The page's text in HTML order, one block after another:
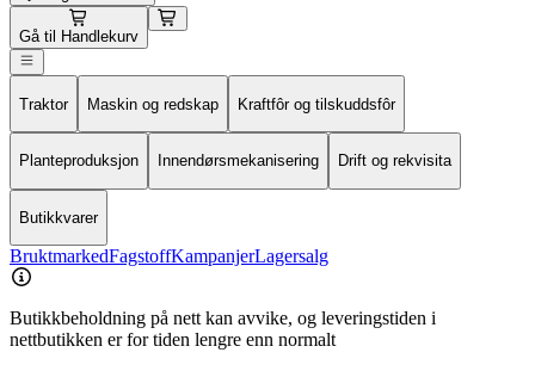
Gå til Handlekurv
Traktor Maskin og redskap Kraftfôr og tilskuddsfôr
Planteproduksjon Innendørsmekanisering Drift og rekvisita
Butikkvarer
BruktmarkedFagstoffKampanjerLagersalg
Butikkbeholdning på nett kan avvike, og leveringstiden i
nettbutikken er for tiden lengre enn normalt